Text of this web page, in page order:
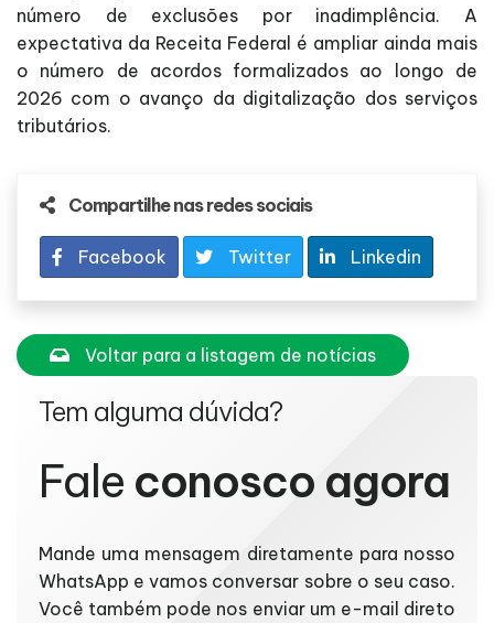
número de exclusões por inadimplência. A
expectativa da Receita Federal é ampliar ainda mais
o número de acordos formalizados ao longo de
2026 com o avanço da digitalização dos serviços
tributários.
Compartilhe nas redes sociais
Facebook Twitter Linkedin
Voltar para a listagem de notícias
Tem alguma dúvida?
Fale conosco agora
Mande uma mensagem diretamente para nosso
WhatsApp e vamos conversar sobre o seu caso.
Você também pode nos enviar um e-mail direto